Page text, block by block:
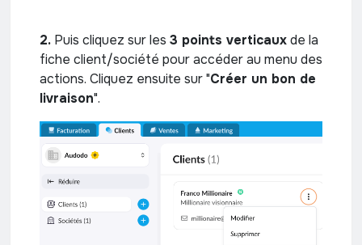
2. Puis cliquez sur les 3 points verticauxde la
fiche client/société pour accéder au menu des
actions. Cliquez ensuite sur "Créer un bon de
livraison".